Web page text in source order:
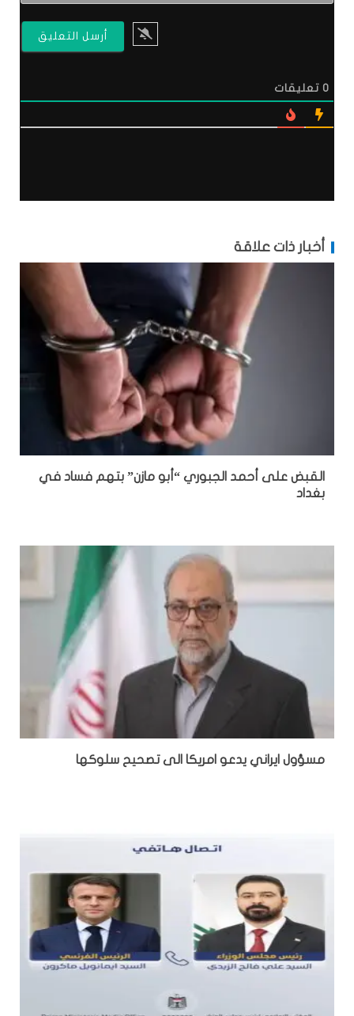
0 تعليقات
أخبار ذات علاقة
القبض على أحمد الجبوري “أبو مازن” بتهم فساد في
بغداد
مسؤول ايراني يدعو امريكا الى تصحيح سلوكها